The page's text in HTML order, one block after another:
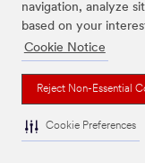
navigation, analyze
based on your
Cookie Notice
Reject Non-Essential
Cookie Preferences